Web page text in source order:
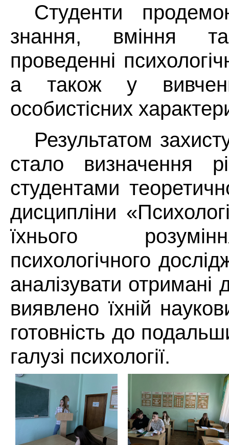
Студенти
знання, вміння
проведенні
а також у
особистісних
Результатом
стало визначення
студентами
дисципліни
їхнього
психологічного
аналізувати отримані
виявлено їхній
готовність до
галузі психології.